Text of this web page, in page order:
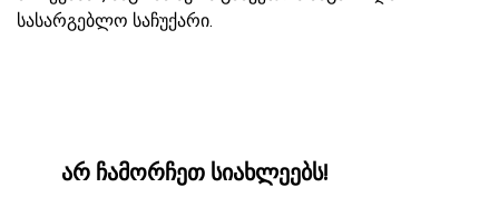
სასარგებლო საჩუქარი.
არ ჩამორჩეთ სიახლეებს!